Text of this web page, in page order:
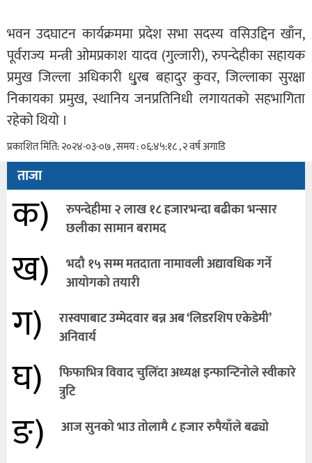
भवन उदघाटन कार्यक्रममा प्रदेश सभा सदस्य वसिउद्दिन खाँन,
पूर्वराज्य मन्त्री ओमप्रकाश यादव (गुल्जारी), रुपन्देहीका सहायक
प्रमुख जिल्ला अधिकारी धु्रब बहादुर कुवर, जिल्लाका सुरक्षा
निकायका प्रमुख, स्थानिय जनप्रतिनिधी लगायतको सहभागिता
रहेको थियो ।
प्रकाशित मिति: २०२४-०३-०७ , समय : ०६:४५:१८ , २ वर्ष अगाडि
ताजा
क)
रुपन्देहीमा २ लाख १८ हजारभन्दा बढीका भन्सार
छलीका सामान बरामद
ख)
भदौ १५ सम्म मतदाता नामावली अद्यावधिक गर्ने
आयोगको तयारी
ग)
रास्वपाबाट उम्मेदवार बन्न अब ‘लिडरशिप एकेडेमी’
अनिवार्य
घ)
फिफाभित्र विवाद चुलिँदा अध्यक्ष इन्फान्टिनोले स्वीकारे
त्रुटि
ङ) आज सुनको भाउ तोलामै ८ हजार रुपैयाँले बढ्यो